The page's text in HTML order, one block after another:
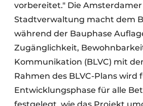
vorbereitet." Die Amsterdamer
Stadtverwaltung macht dem
während der Bauphase
Zugänglichkeit,
Kommunikation (BLVC) mit
Rahmen des BLVC-Plans wird
Entwicklungsphase für alle